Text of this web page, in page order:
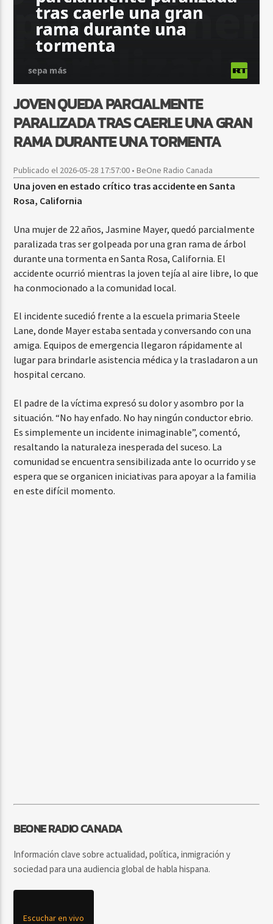
JOVEN QUEDA PARCIALMENTE
PARALIZADA TRAS CAERLE UNA GRAN
RAMA DURANTE UNA TORMENTA
Publicado el 2026-05-28 17:57:00 • BeOne Radio Canada
Una joven en estado crítico tras accidente en Santa
Rosa, California
Una mujer de 22 años, Jasmine Mayer, quedó parcialmente
paralizada tras ser golpeada por una gran rama de árbol
durante una tormenta en Santa Rosa, California. El
accidente ocurrió mientras la joven tejía al aire libre, lo que
ha conmocionado a la comunidad local.
El incidente sucedió frente a la escuela primaria Steele
Lane, donde Mayer estaba sentada y conversando con una
amiga. Equipos de emergencia llegaron rápidamente al
lugar para brindarle asistencia médica y la trasladaron a un
hospital cercano.
El padre de la víctima expresó su dolor y asombro por la
situación. “No hay enfado. No hay ningún conductor ebrio.
Es simplemente un incidente inimaginable”, comentó,
resaltando la naturaleza inesperada del suceso. La
comunidad se encuentra sensibilizada ante lo ocurrido y se
espera que se organicen iniciativas para apoyar a la familia
en este difícil momento.
BEONE RADIO CANADA
Información clave sobre actualidad, política, inmigración y
sociedad para una audiencia global de habla hispana.
Escuchar en vivo